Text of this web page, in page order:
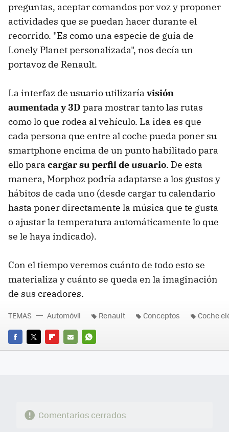
preguntas, aceptar comandos por voz y proponer
actividades que se puedan hacer durante el
recorrido. "Es como una especie de guía de
Lonely Planet personalizada", nos decía un
portavoz de Renault.
La interfaz de usuario utilizaría visión
aumentada y 3D para mostrar tanto las rutas
como lo que rodea al vehículo. La idea es que
cada persona que entre al coche pueda poner su
smartphone encima de un punto habilitado para
ello para cargar su perfil de usuario. De esta
manera, Morphoz podría adaptarse a los gustos y
hábitos de cada uno (desde cargar tu calendario
hasta poner directamente la música que te gusta
o ajustar la temperatura automáticamente lo que
se le haya indicado).
Con el tiempo veremos cuánto de todo esto se
materializa y cuánto se queda en la imaginación
de sus creadores.
FACEBOOK
TWITTERFLIPBOARD
E-
WHATSAPP
TEMAS Automóvil Renault Conceptos Coche
Comentarios cerrados